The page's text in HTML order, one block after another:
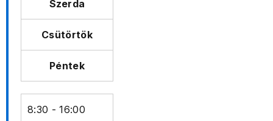
Szerda
Csütörtök
Péntek
8:30 - 16:00